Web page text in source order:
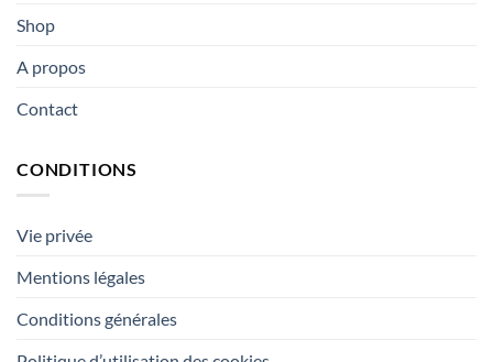
Shop
A propos
Contact
CONDITIONS
Vie privée
Mentions légales
Conditions générales